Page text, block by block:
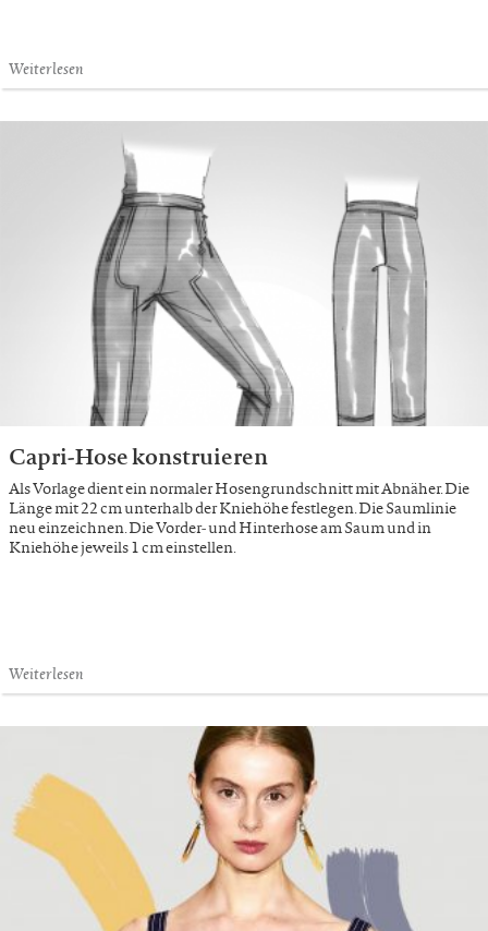
Weiterlesen
Capri-Hose konstruieren
Als Vorlage dient ein normaler Hosengrundschnitt mit Abnäher. Die
Länge mit 22 cm unterhalb der Kniehöhe festlegen. Die Saumlinie
neu einzeichnen. Die Vorder- und Hinterhose am Saum und in
Kniehöhe jeweils 1 cm einstellen.
Weiterlesen